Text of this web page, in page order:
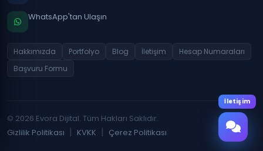
WhatsApp'tan Ulaşın
Hakkımızda Portfolyo Blog İletişim
Hesap Numaraları
Başvuru Formu
© 2026 Evora Dijital. Tüm Hakları Saklıdır.
Gizlilik Politikası | KVKK | Çerez Politikası
İletişim